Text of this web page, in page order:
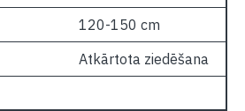
120-150 cm
Atkārtota ziedēšana